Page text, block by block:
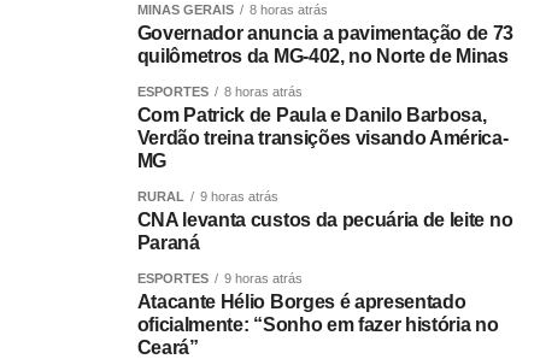
estão lotados. Isso fez com que pacientes da região
fossem transferidos para outras cidades do estado nesta
sexta-feira. Para conter o avanço da pandemia pelo
menos 11 cidades publicaram decretos com medidas
mais restritivas para essa semana.
Leia Também: Aposentada é vítima
de golpe por telefone
Fonte: Daily News
MINAS GERAIS 8 horas atrás
Governador anuncia a pavimentação de 73
quilômetros da MG-402, no Norte de Minas
ESPORTES 8 horas atrás
Com Patrick de Paula e Danilo Barbosa,
Verdão treina transições visando América-
MG
RURAL 9 horas atrás
CNA levanta custos da pecuária de leite no
Paraná
ESPORTES 9 horas atrás
Atacante Hélio Borges é apresentado
oficialmente: “Sonho em fazer história no
Ceará”